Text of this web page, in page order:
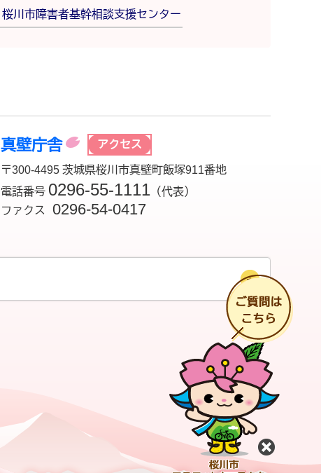
桜川市障害者基幹相談支援センター
真壁庁舎 アクセス
〒300-4495 茨城県桜川市真壁町飯塚911番地
電話番号 0296-55-1111 （代表）
ファクス
0296-54-0417